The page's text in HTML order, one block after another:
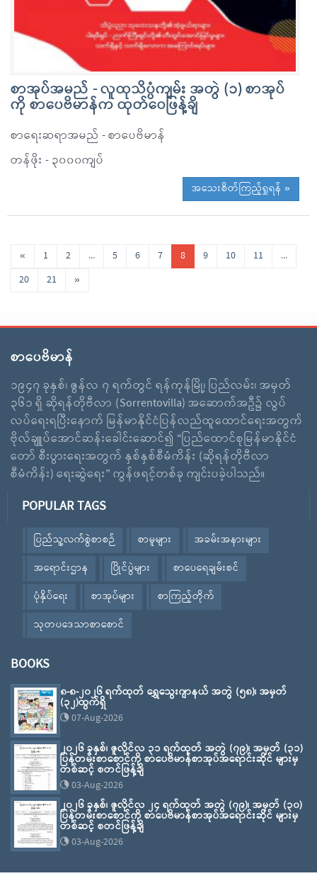
စာအုပ်အမည် - လူထုသိပ္ပံကျမ်း အတွဲ (၁) စာအုပ်
ကို စာပေဗိမာန်က ထုတ်ဝေဖြန့်ချိ
စာရေးဆရာအမည် - စာပေဗိမာန်
တန်ဖိုး - ၃၀၀၀ကျပ်
အသေးစိတ်ကြည့်ရှုရန် »
« 1 2 ... 5 6 7 8 9 10 11
...
20
21 »
စာပေဗိမာန်
၁၉၄၇ ခုနှစ်၊ ဇွန်လ ၇ ရက်တွင် ရန်ကုန်မြို့၊ ပြည်လမ်း၊ အမှတ်
၃၆၁ ရှိ ဆိုရန်တိုဗီလာ (Sorrentovilla) အဆောက်အဦ၌ လွပ်
လပ်ရေးရပြီးနောက် မြန်မာနိုင်ငံပြန်လည်ထူထောင်ရေးအတွက်
ဗိုလ်ချူပ်အောင်ဆန်းခေါင်းဆောင်၍ “ပြည်ထောင်စုမြန်မာနိုင်ငံ
တော် စီးပွားရေးအတွက် နှစ်နှစ်စီမံကိန်း (ဆိုရန်တိုဗီလာ
စီမံကိန်း) ရေးဆွဲရေး” ကွန်ဖရင့်တစ်ခု ကျင်းပခဲ့ပါသည်။
POPULAR TAGS
ပြည်သူ့လက်စွဲစာစဉ် စာမူများ
အခမ်းအနားများ
အရောင်းဌာန
ပြိုင်ပွဲများ
စာပေရေချမ်းစင်
ပုံနှိပ်ရေး
စာအုပ်များ
စာကြည့်တိုက်
သုတပဒေသာစာစောင်
BOOKS
၈-၈-၂၀၂၆ ရက်ထုတ် ရွှေသွေးဂျာနယ် အတွဲ (၅၈)၊ အမှတ်
(၃၂)ထွက်ရှိ
07-Aug-2026
၂၀၂၆ ခုနှစ်၊ ဇူလိုင်လ ၃၁ ရက်ထုတ် အတွဲ (၇၉)၊ အမှတ် (၃၁)
ပြန်တမ်းစာစောင်ကို စာပေဗိမာန်စာအုပ်အရောင်းဆိုင် များမှ
တစ်ဆင့် စတင်ဖြန့်ချိ
03-Aug-2026
၂၀၂၆ ခုနှစ်၊ ဇူလိုင်လ ၂၄ ရက်ထုတ် အတွဲ (၇၉)၊ အမှတ် (၃၀)
ပြန်တမ်းစာစောင်ကို စာပေဗိမာန်စာအုပ်အရောင်းဆိုင် များမှ
တစ်ဆင့် စတင်ဖြန့်ချိ
03-Aug-2026